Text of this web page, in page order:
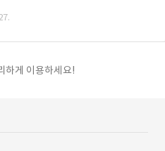
하게 이용하세요!